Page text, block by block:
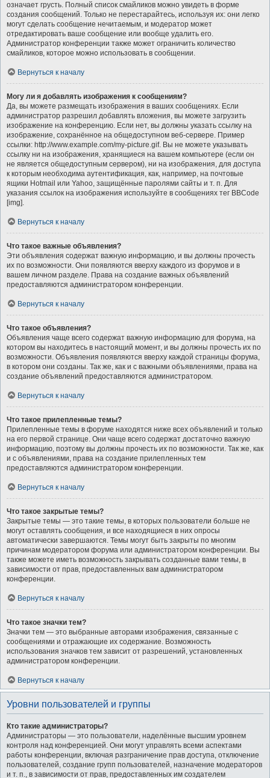
означает грусть. Полный список смайликов можно увидеть в форме
создания сообщений. Только не перестарайтесь, используя их: они легко
могут сделать сообщение нечитаемым, и модератор может
отредактировать ваше сообщение или вообще удалить его.
Администратор конференции также может ограничить количество
смайликов, которое можно использовать в сообщении.
Вернуться к началу
Могу ли я добавлять изображения к сообщениям?
Да, вы можете размещать изображения в ваших сообщениях. Если
администратор разрешил добавлять вложения, вы можете загрузить
изображение на конференцию. Если нет, вы должны указать ссылку на
изображение, сохранённое на общедоступном веб-сервере. Пример
ссылки: http://www.example.com/my-picture.gif. Вы не можете указывать
ссылку ни на изображения, хранящиеся на вашем компьютере (если он
не является общедоступным сервером), ни на изображения, для доступа
к которым необходима аутентификация, как, например, на почтовые
ящики Hotmail или Yahoo, защищённые паролями сайты и т. п. Для
указания ссылок на изображения используйте в сообщениях тег BBCode
[img].
Вернуться к началу
Что такое важные объявления?
Эти объявления содержат важную информацию, и вы должны прочесть
их по возможности. Они появляются вверху каждого из форумов и в
вашем личном разделе. Права на создание важных объявлений
предоставляются администратором конференции.
Вернуться к началу
Что такое объявления?
Объявления чаще всего содержат важную информацию для форума, на
котором вы находитесь в настоящий момент, и вы должны прочесть их по
возможности. Объявления появляются вверху каждой страницы форума,
в котором они созданы. Так же, как и с важными объявлениями, права на
создание объявлений предоставляются администратором.
Вернуться к началу
Что такое прилепленные темы?
Прилепленные темы в форуме находятся ниже всех объявлений и только
на его первой странице. Они чаще всего содержат достаточно важную
информацию, поэтому вы должны прочесть их по возможности. Так же, как
и с объявлениями, права на создание прилепленных тем
предоставляются администратором конференции.
Вернуться к началу
Что такое закрытые темы?
Закрытые темы — это такие темы, в которых пользователи больше не
могут оставлять сообщения, и все находящиеся в них опросы
автоматически завершаются. Темы могут быть закрыты по многим
причинам модератором форума или администратором конференции. Вы
также можете иметь возможность закрывать созданные вами темы, в
зависимости от прав, предоставленных вам администратором
конференции.
Вернуться к началу
Что такое значки тем?
Значки тем — это выбранные авторами изображения, связанные с
сообщениями и отражающие их содержание. Возможность
использования значков тем зависит от разрешений, установленных
администратором конференции.
Вернуться к началу
Уровни пользователей и группы
Кто такие администраторы?
Администраторы — это пользователи, наделённые высшим уровнем
контроля над конференцией. Они могут управлять всеми аспектами
работы конференции, включая разграничение прав доступа, отключение
пользователей, создание групп пользователей, назначение модераторов
и т. п., в зависимости от прав, предоставленных им создателем